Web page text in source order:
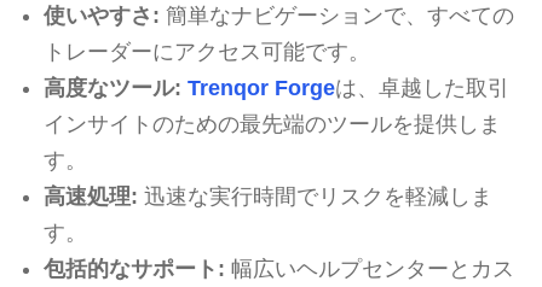
使いやすさ: 簡単なナビゲーションで、すべての
トレーダーにアクセス可能です。
高度なツール: Trenqor Forgeは、卓越した取引
インサイトのための最先端のツールを提供しま
す。
高速処理: 迅速な実行時間でリスクを軽減しま
す。
包括的なサポート: 幅広いヘルプセンターとカス